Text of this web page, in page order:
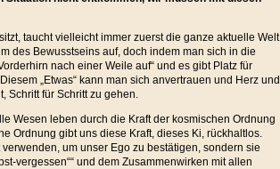
taucht vielleicht immer zuerst die ganze aktuelle Welt
des Bewusstseins auf, doch indem man sich in die
nach einer Weile auf“ und es gibt Platz für
„Etwas“ kann man sich anvertrauen und Herz und
Schritt für Schritt zu gehen.
Wesen leben durch die Kraft der kosmischen Ordnung
Ordnung gibt uns diese Kraft, dieses Ki, rückhaltlos.
um unser Ego zu bestätigen, sondern sie
vergessen““ und dem Zusammenwirken mit allen